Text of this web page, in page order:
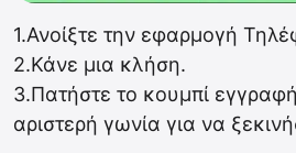
1.Ανοίξτε την εφαρμογή
2.Κάνε μια κλήση.
3.Πατήστε το κουμπί
αριστερή γωνία για να